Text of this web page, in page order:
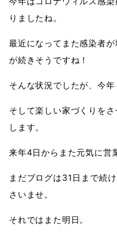
りましたね。
最近になってまた感染者
が続きそうですね！
そんな状況でしたが、今年
そして楽しい家づくりを
します。
来年4日からまた元気に営
まだブログは31 日まで続
さいませ。
それではまた明日。